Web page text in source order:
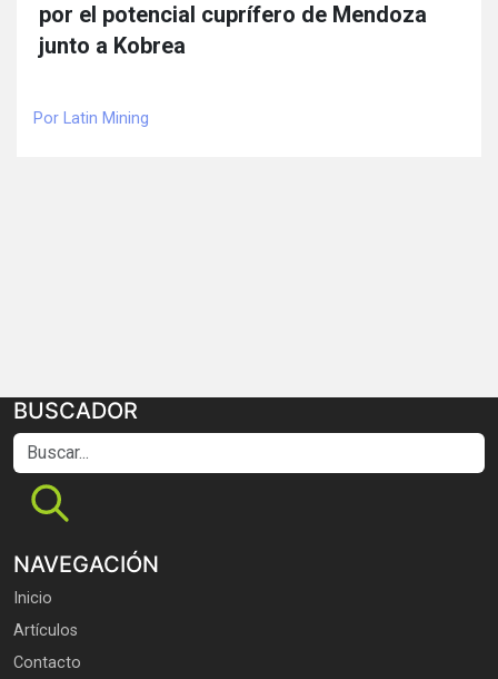
por el potencial cuprífero de Mendoza
junto a Kobrea
Por Latin Mining
BUSCADOR
Buscar...
NAVEGACIÓN
Inicio
Artículos
Contacto